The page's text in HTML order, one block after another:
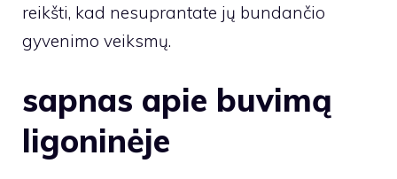
reikšti, kad nesuprantate jų bundančio
gyvenimo veiksmų.
sapnas apie buvimą
ligoninėje